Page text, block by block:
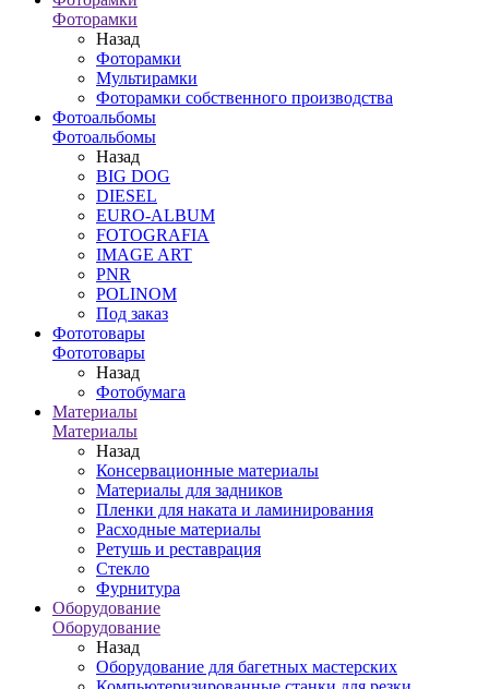
Фоторамки
Назад
Фоторамки
Мультирамки
Фоторамки собственного производства
Фотоальбомы
Фотоальбомы
Назад
BIG DOG
DIESEL
EURO-ALBUM
FOTOGRAFIA
IMAGE ART
PNR
POLINOM
Под заказ
Фототовары
Фототовары
Назад
Фотобумага
Материалы
Материалы
Назад
Консервационные материалы
Материалы для задников
Пленки для наката и ламинирования
Расходные материалы
Ретушь и реставрация
Стекло
Фурнитура
Оборудование
Оборудование
Назад
Оборудование для багетных мастерских